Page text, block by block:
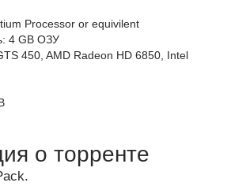
Processor or equivilent
4 GB ОЗУ
450, AMD Radeon HD 6850, Intel
о торренте